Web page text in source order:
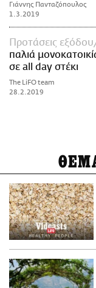
Γιάννης Πανταζόπουλος
1.3.2019
Προτάσεις εξόδου
παλιά
σε all day στέκι
The LiFO team
28.2.2019